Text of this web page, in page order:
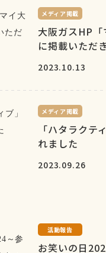
メディア掲載
大阪ガスHP「
に掲載いただ
2023.10.13
メディア掲載
「ハタラクテ
れました
2023.09.26
活動報告
お笑いの日